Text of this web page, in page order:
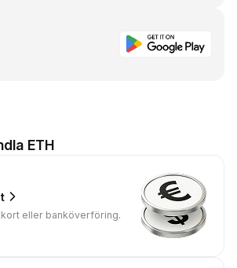
ETH
eller banköverföring.